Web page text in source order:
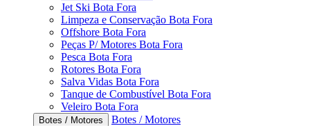
Jet Ski Bota Fora
Limpeza e Conservação Bota Fora
Offshore Bota Fora
Peças P/ Motores Bota Fora
Pesca Bota Fora
Rotores Bota Fora
Salva Vidas Bota Fora
Tanque de Combustível Bota Fora
Veleiro Bota Fora
Botes / Motores
Botes / Motores